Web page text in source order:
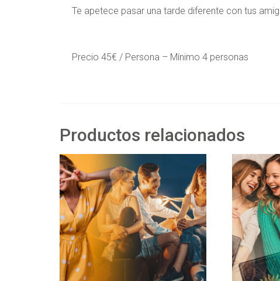
Te apetece pasar una tarde diferente con tus
Precio 45€ / Persona – Mínimo 4 personas
Productos relacionados